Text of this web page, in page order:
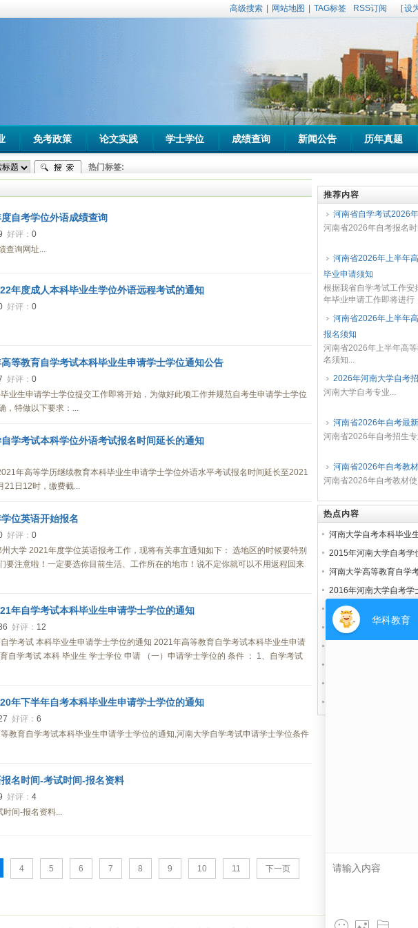
高级搜索 网站地图 TAG标签 RSS订阅 [设
免考政策 论文实践 学士学位 成绩查询 新闻公告 历年真题
热门标签:
自考学位外语成绩查询
好评： 0
查询网址...
年度成人本科毕业生学位外语远程考试的通知
好评： 0
等教育自学考试本科毕业生申请学士学位通知公告
好评： 0
业生申请学士学位提交工作即将开始，为做好此项工作并规范自考生申请学士学位
，特做以下要求：...
学考试本科学位外语考试报名时间延长的通知
年高等学历继续教育本科毕业生申请学士学位外语水平考试报名时间延长至2021
21日12时，缴费截...
位英语开始报名
好评： 0
大学 2021年度学位英语报考工作，现将有关事宜通知如下： 选地区的时候要特别
要注意啦！一定要选你目前生活、工作所在的地市！说不定你就可以不用返程回来
年自学考试本科毕业生申请学士学位的通知
好评： 12
学考试 本科毕业生申请学士学位的通知 2021年高等教育自学考试本科毕业生申请
自学考试 本科 毕业生 学士学位 申请 （一）申请学士学位的 条件 ： 1、自学考试
年下半年自考本科毕业生申请学士学位的通知
好评： 6
教育自学考试本科毕业生申请学士学位的通知,河南大学自学考试申请学士学位条件
名时间-考试时间-报名资料
好评： 4
间-报名资料...
4 5 6 7 8 9 10 11 下一页
推荐内容
河南省自学考试2026
河南省2026年自考报名
河南省2026年上半年
毕业申请须知
根据我省自学考试工作安
年毕业申请工作即将进行
明确如下：一、考生符合
请毕业（一）考完专业
部课程，并取...
河南省2026年上半年
报名须知
河南省2026年上半年高
名须知...
2026年河南大学自考
河南大学自考专业...
河南省2026年自考最
河南省2026年自考招生
河南省2026年自考教
河南省2026年自考教材
热点内容
河南大学自考本科毕业
条件
2015年河南大学自考学
河南大学高等教育自学
予学士学位的条件
2016年河南大学自考学
河南大学自考考生申请
程
河南大学自考本科学士